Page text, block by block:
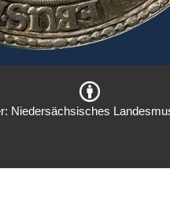
Niedersächsisches